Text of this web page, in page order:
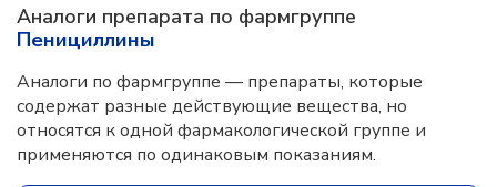
Аналоги препарата по фармгруппе
Пенициллины
Аналоги по фармгруппе — препараты, которые
содержат разные действующие вещества, но
относятся к одной фармакологической группе и
применяются по одинаковым показаниям.